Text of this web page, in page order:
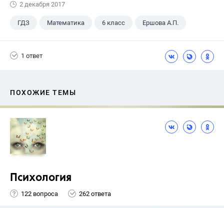
2 декабря 2017
ГДЗ Математика 6 класс Ершова А.П.
1 ответ
ПОХОЖИЕ ТЕМЫ
Психология
122 вопроса 262 ответа